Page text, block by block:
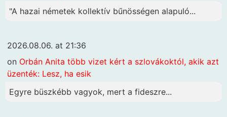
"A hazai németek kollektív bűnösségen alapuló...
2026.08.06. at 21:36
on Orbán Anita több vizet kért a szlovákoktól, akik azt
üzenték: Lesz, ha esik
Egyre büszkébb vagyok, mert a fideszre...